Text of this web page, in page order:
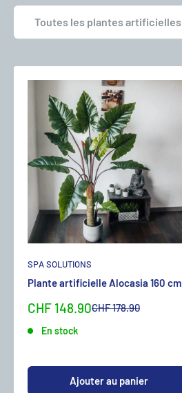
Toutes les plantes artificielles
SPA SOLUTIONS
Plante artificielle Alocasia 160 cm
Sonderpreis
CHF 148.90Normalpreis
CHF 178.90
En stock
Ajouter au panier